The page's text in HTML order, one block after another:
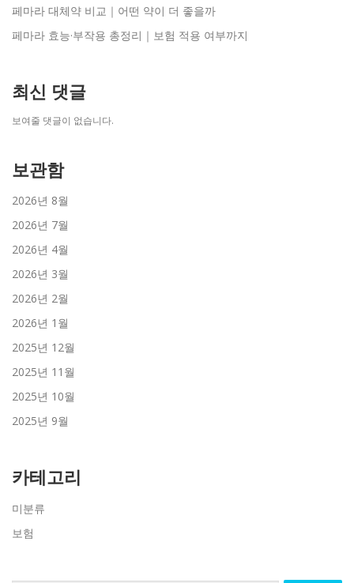
페마라 대체약 비교｜어떤 약이 더 좋을까
페마라 효능·부작용 총정리｜보험 적용 여부까지
최신 댓글
보여줄 댓글이 없습니다.
보관함
2026년 8월
2026년 7월
2026년 4월
2026년 3월
2026년 2월
2026년 1월
2025년 12월
2025년 11월
2025년 10월
2025년 9월
카테고리
미분류
보험